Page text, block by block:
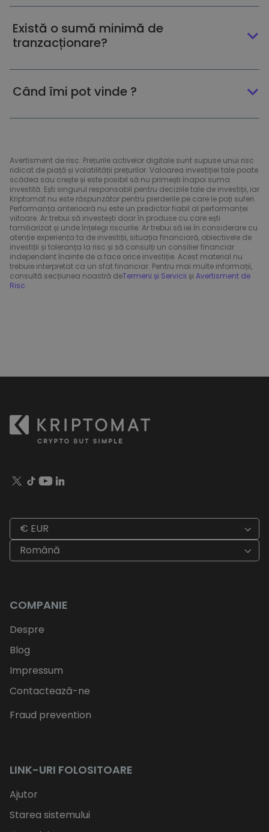
Există o sumă minimă de
tranzacționare?
Când îmi pot vinde ?
Avertisment de risc: Prețurile activelor digitale sunt supuse unui risc
ridicat de piață și volatilității prețurilor. Valoarea investiției tale poate
scădea sau crește și este posibil să nu primești înapoi suma
investită. Ești singurul responsabil pentru deciziile tale de investiții, iar
Kriptomat nu este răspunzător pentru pierderile pe care le poți suferi.
Performanța anterioară nu este un predictor fiabil al performanței
viitoare. Ar trebui să investești doar în produse cu care ești
familiarizat și unde înțelegi riscurile. Ar trebui să iei în considerare cu
atenție experiența ta de investiții, situația financiară, obiectivele de
investiții și toleranța la risc și să consulți un consilier financiar
independent înainte de a face orice investiție. Acest material nu
trebuie interpretat ca un sfat financiar. Pentru mai multe informații,
consultă secțiunea noastră deTermeni și Servicii și Avertisment de
Risc.
€ EUR
Română
COMPANIE
Despre
Blog
Impressum
Contactează-ne
Fraud prevention
LINK-URI FOLOSITOARE
Ajutor
Starea sistemului